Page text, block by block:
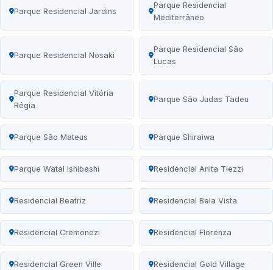
Parque Residencial Jardins
Parque Residencial
Mediterrâneo
Parque Residencial Nosaki
Parque Residencial São
Lucas
Parque Residencial Vitória
Régia
Parque São Judas Tadeu
Parque São Mateus Parque Shiraiwa
Parque Watal Ishibashi Residencial Anita Tiezzi
Residencial Beatriz Residencial Bela Vista
Residencial Cremonezi Residencial Florenza
Residencial Green Ville Residencial Gold Village